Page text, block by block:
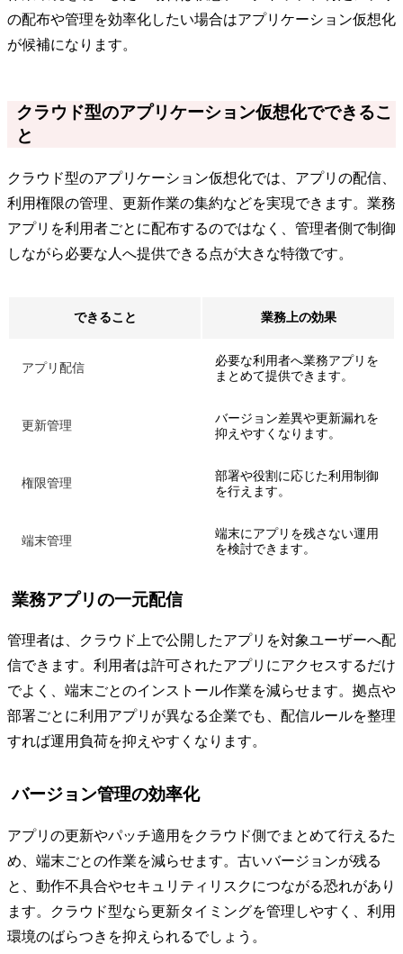
の配布や管理を効率化したい場合はアプリケーション仮想化
が候補になります。
クラウド型のアプリケーション仮想化でできるこ
と
クラウド型のアプリケーション仮想化では、アプリの配信、
利用権限の管理、更新作業の集約などを実現できます。業務
アプリを利用者ごとに配布するのではなく、管理者側で制御
しながら必要な人へ提供できる点が大きな特徴です。
できること 業務上の効果
アプリ配信
必要な利用者へ業務アプリを
まとめて提供できます。
更新管理
バージョン差異や更新漏れを
抑えやすくなります。
権限管理
部署や役割に応じた利用制御
を行えます。
端末管理
端末にアプリを残さない運用
を検討できます。
業務アプリの一元配信
管理者は、クラウド上で公開したアプリを対象ユーザーへ配
信できます。利用者は許可されたアプリにアクセスするだけ
でよく、端末ごとのインストール作業を減らせます。拠点や
部署ごとに利用アプリが異なる企業でも、配信ルールを整理
すれば運用負荷を抑えやすくなります。
バージョン管理の効率化
アプリの更新やパッチ適用をクラウド側でまとめて行えるた
め、端末ごとの作業を減らせます。古いバージョンが残る
と、動作不具合やセキュリティリスクにつながる恐れがあり
ます。クラウド型なら更新タイミングを管理しやすく、利用
環境のばらつきを抑えられるでしょう。